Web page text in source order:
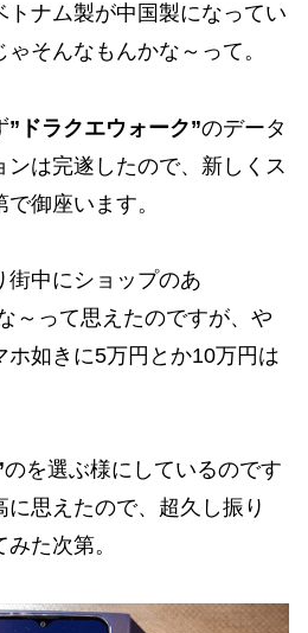
トナム製が中国製になってい
そんなもんかな～って。
”ドラクエウォーク”のデータ
ンは完遂したので、新しくス
御座います。
街中にショップのあ
～って思えたのですが、や
ホ如きに5万円とか10万円は
のを選ぶ様にしているのです
思えたので、超久し振り
みた次第。